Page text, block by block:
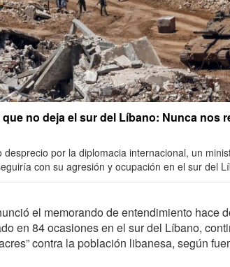
que no deja el sur del Líbano: Nunca nos
desprecio por la diplomacia internacional, un
con su agresión y ocupación en el sur del
el memorando de entendimiento hace
en 84 ocasiones en el sur del Líbano,
contra la población libanesa, según